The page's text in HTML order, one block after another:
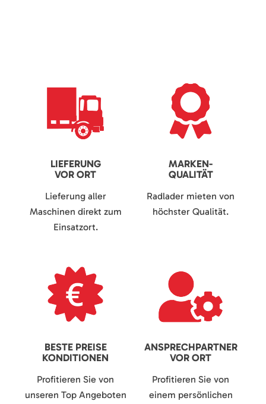
LIEFERUNG
VOR ORT
Lieferung aller
Maschinen direkt zum
Einsatzort.
MARKEN-
QUALITÄT
Radlader mieten von
höchster Qualität.
BESTE PREISE
KONDITIONEN
Profitieren Sie von
unseren Top Angeboten
ANSPRECHPARTNER
VOR ORT
Profitieren Sie von
einem persönlichen